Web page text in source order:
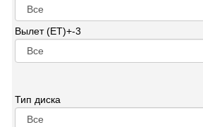
Вылет (ET)+-3
Тип диска